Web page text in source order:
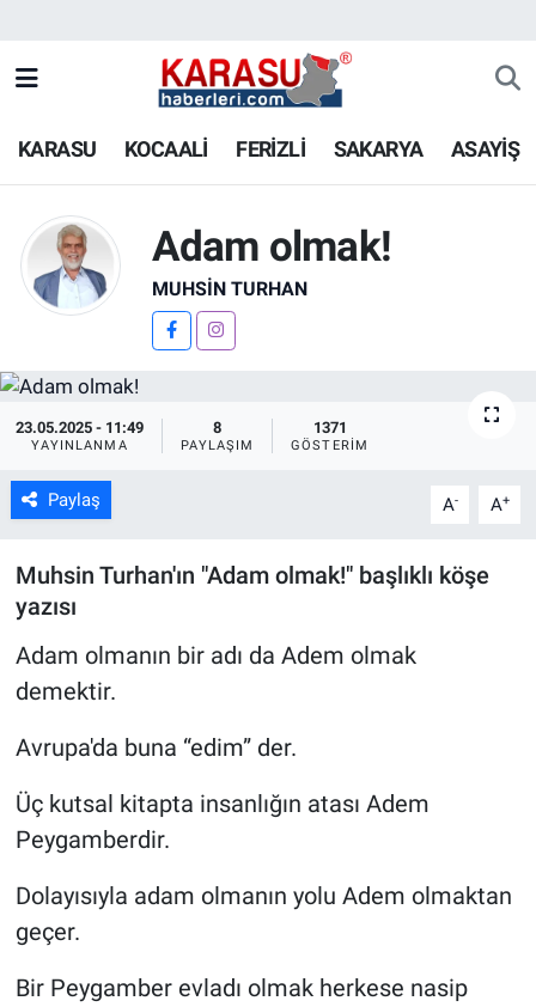
KARASU KOCAALİ FERİZLİ SAKARYA ASAYİŞ
Adam olmak!
MUHSIN TURHAN
23.05.2025 - 11:49
YAYINLANMA
8
PAYLAŞIM
1371
GÖSTERIM
Paylaş A- A+
Muhsin Turhan'ın "Adam olmak!" başlıklı köşe
yazısı
Adam olmanın bir adı da Adem olmak
demektir.
Avrupa'da buna “edim” der.
Üç kutsal kitapta insanlığın atası Adem
Peygamberdir.
Dolayısıyla adam olmanın yolu Adem olmaktan
geçer.
Bir Peygamber evladı olmak herkese nasip